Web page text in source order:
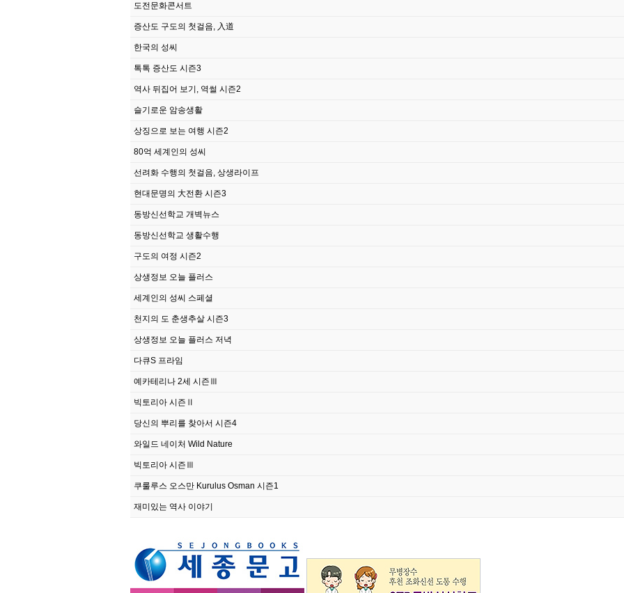
도전문화콘서트
증산도 구도의 첫걸음, 入道
한국의 성씨
톡톡 증산도 시즌3
역사 뒤집어 보기, 역썰 시즌2
슬기로운 암송생활
상징으로 보는 여행 시즌2
80억 세계인의 성씨
선려화 수행의 첫걸음, 상생라이프
현대문명의 大전환 시즌3
동방신선학교 개벽뉴스
동방신선학교 생활수행
구도의 여정 시즌2
상생정보 오늘 플러스
세계인의 성씨 스페셜
천지의 도 춘생추살 시즌3
상생정보 오늘 플러스 저녁
다큐S 프라임
예카테리나 2세 시즌Ⅲ
빅토리아 시즌Ⅱ
당신의 뿌리를 찾아서 시즌4
와일드 네이처 Wild Nature
빅토리아 시즌Ⅲ
쿠룰루스 오스만 Kurulus Osman 시즌1
재미있는 역사 이야기